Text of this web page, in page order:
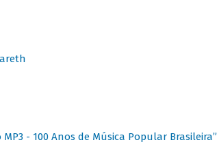
- 100 Anos de Música Popular Brasileira”